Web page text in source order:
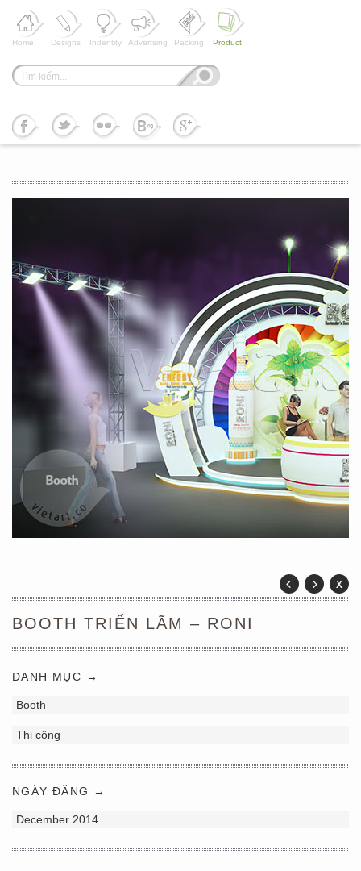
Home Designs Indentity Advertsing Packing Product
BOOTH TRIỂN LÃM – RONI
DANH MỤC →
Booth
Thi công
NGÀY ĐĂNG →
December 2014